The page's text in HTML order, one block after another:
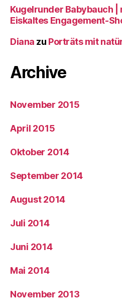
Kugelrunder Babybauch
Eiskaltes Engagement-
Diana zu Porträts mit
Archive
November 2015
April 2015
Oktober 2014
September 2014
August 2014
Juli 2014
Juni 2014
Mai 2014
November 2013